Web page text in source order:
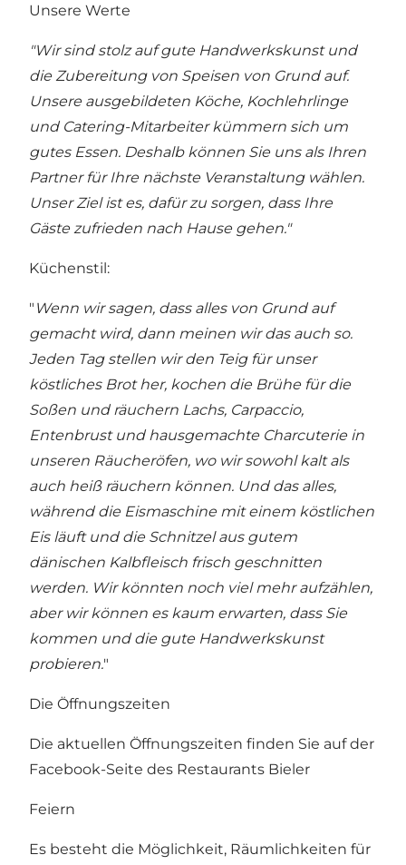
Unsere Werte
"Wir sind stolz auf gute Handwerkskunst und
die Zubereitung von Speisen von Grund auf.
Unsere ausgebildeten Köche, Kochlehrlinge
und Catering-Mitarbeiter kümmern sich um
gutes Essen. Deshalb können Sie uns als Ihren
Partner für Ihre nächste Veranstaltung wählen.
Unser Ziel ist es, dafür zu sorgen, dass Ihre
Gäste zufrieden nach Hause gehen."
Küchenstil:
" Wenn wir sagen, dass alles von Grund auf
gemacht wird, dann meinen wir das auch so.
Jeden Tag stellen wir den Teig für unser
köstliches Brot her, kochen die Brühe für die
Soßen und räuchern Lachs, Carpaccio,
Entenbrust und hausgemachte Charcuterie in
unseren Räucheröfen, wo wir sowohl kalt als
auch heiß räuchern können. Und das alles,
während die Eismaschine mit einem köstlichen
Eis läuft und die Schnitzel aus gutem
dänischen Kalbfleisch frisch geschnitten
werden. Wir könnten noch viel mehr aufzählen,
aber wir können es kaum erwarten, dass Sie
kommen und die gute Handwerkskunst
probieren."
Die Öffnungszeiten
Die aktuellen Öffnungszeiten finden Sie auf der
Facebook-Seite des Restaurants Bieler
Feiern
Es besteht die Möglichkeit, Räumlichkeiten für